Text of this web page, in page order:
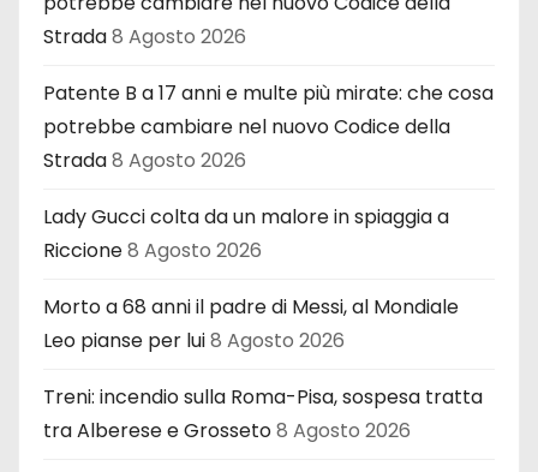
Strada8 Agosto 2026
Patente B a 17 anni e multe più mirate: che cosa
potrebbe cambiare nel nuovo Codice della
Strada8 Agosto 2026
Lady Gucci colta da un malore in spiaggia a
Riccione8 Agosto 2026
Morto a 68 anni il padre di Messi, al Mondiale
Leo pianse per lui8 Agosto 2026
Treni: incendio sulla Roma-Pisa, sospesa tratta
tra Alberese e Grosseto8 Agosto 2026